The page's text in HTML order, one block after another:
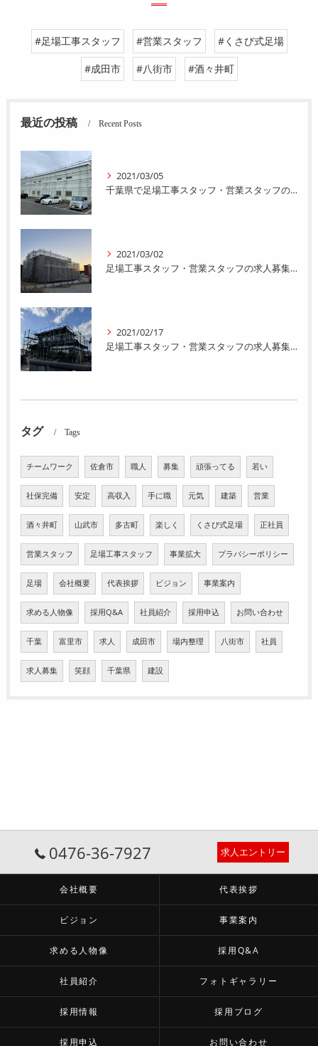
#足場工事スタッフ #営業スタッフ #くさび式足場
#成田市 #八街市 #酒々井町
最近の投稿 Recent Posts
2021/03/05
千葉県で足場工事スタッフ・営業スタッフの求人募集をおこなってます。
2021/03/02
足場工事スタッフ・営業スタッフの求人募集をおこなってます。
2021/02/17
足場工事スタッフ・営業スタッフの求人募集をおこなってます。
タグ Tags
チームワーク 佐倉市 職人 募集 頑張ってる 若い
社保完備 安定 高収入 手に職 元気 建築 営業
酒々井町 山武市 多古町 楽しく くさび式足場 正社員
営業スタッフ 足場工事スタッフ 事業拡大 プラバシーポリシー
足場 会社概要 代表挨拶 ビジョン 事業案内
求める人物像 採用Q&A 社員紹介 採用申込 お問い合わせ
千葉 富里市 求人 成田市 場内整理 八街市 社員
求人募集 笑顔 千葉県 建設
0476-36-7927 求人エントリー
会社概要 代表挨拶
ビジョン 事業案内
求める人物像 採用Q&A
社員紹介 フォトギャラリー
採用情報 採用ブログ
採用申込 お問い合わせ